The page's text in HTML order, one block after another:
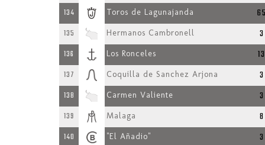
134 Toros de Lagunajanda
135 Hermanos Cambronell 3
136 Los Ronceles 13
137 Coquilla de Sanchez Arjona 3
138 Carmen Valiente 3
139 Malaga 8
140 "El Añadio" 3